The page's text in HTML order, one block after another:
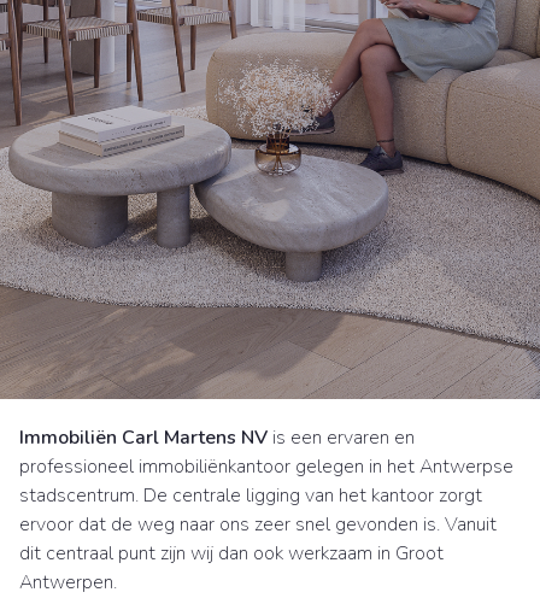
Immobiliën Carl Martens NV is een ervaren en
professioneel immobiliënkantoor gelegen in het Antwerpse
stadscentrum. De centrale ligging van het kantoor zorgt
ervoor dat de weg naar ons zeer snel gevonden is. Vanuit
dit centraal punt zijn wij dan ook werkzaam in Groot
Antwerpen.